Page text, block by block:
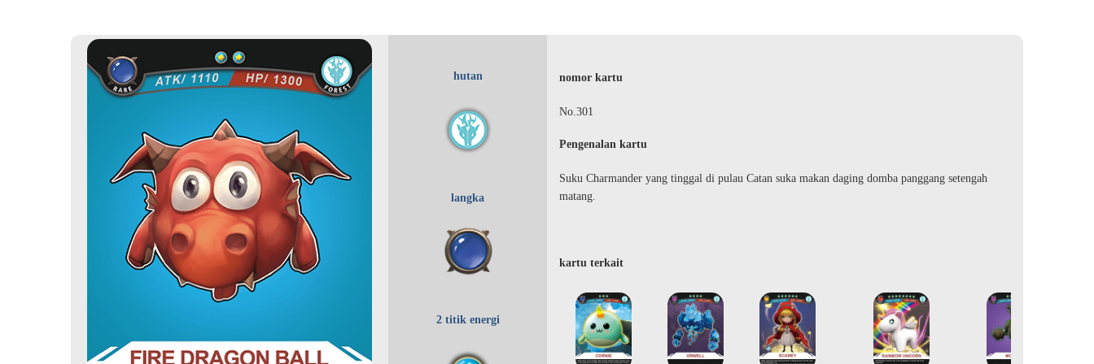
hutan
langka
2 titik energi
nomor kartu
No.301
Pengenalan kartu
Suku Charmander yang tinggal di pulau Catan suka makan daging domba panggang setengah
matang.
kartu terkait